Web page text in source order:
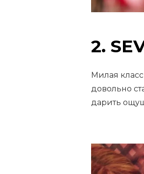
2.
Милая
довольно
дарить